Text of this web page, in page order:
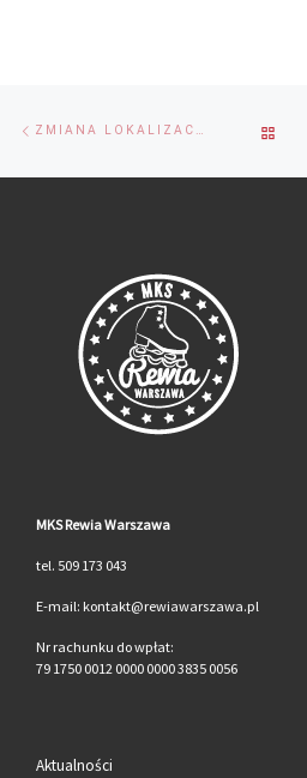
Wpisów
ZMIANA LOKALIZACJI ZAJĘĆ 13.04 I 15.04
TO
MKS Rewia Warszawa
tel. 509 173 043
E-mail: kontakt@rewiawarszawa.pl
Nr rachunku do wpłat:
79 1750 0012 0000 0000 3835 0056
Aktualności